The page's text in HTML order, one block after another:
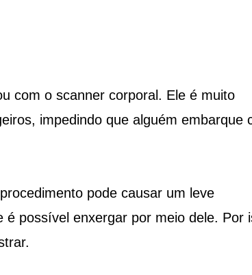
com o scanner corporal. Ele é muito
impedindo que alguém embarque
pode causar um leve
possível enxergar por meio dele. Por